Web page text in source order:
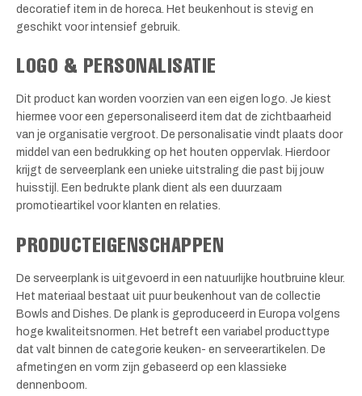
decoratief item in de horeca. Het beukenhout is stevig en
geschikt voor intensief gebruik.
LOGO & PERSONALISATIE
Dit product kan worden voorzien van een eigen logo. Je kiest
hiermee voor een gepersonaliseerd item dat de zichtbaarheid
van je organisatie vergroot. De personalisatie vindt plaats door
middel van een bedrukking op het houten oppervlak. Hierdoor
krijgt de serveerplank een unieke uitstraling die past bij jouw
huisstijl. Een bedrukte plank dient als een duurzaam
promotieartikel voor klanten en relaties.
PRODUCTEIGENSCHAPPEN
De serveerplank is uitgevoerd in een natuurlijke houtbruine kleur.
Het materiaal bestaat uit puur beukenhout van de collectie
Bowls and Dishes. De plank is geproduceerd in Europa volgens
hoge kwaliteitsnormen. Het betreft een variabel producttype
dat valt binnen de categorie keuken- en serveerartikelen. De
afmetingen en vorm zijn gebaseerd op een klassieke
dennenboom.